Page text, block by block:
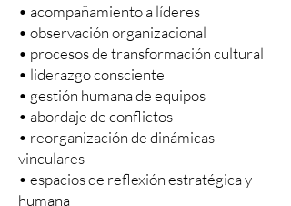
• acompañamiento a líderes
• observación organizacional
• procesos de transformación cultural
• liderazgo consciente
• gestión humana de equipos
• abordaje de conflictos
• reorganización de dinámicas
vinculares
• espacios de reflexión estratégica y
humana